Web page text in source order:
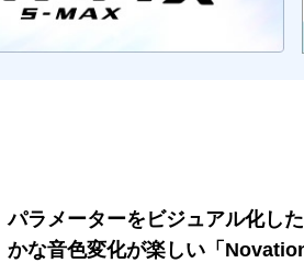
パラメーターをビジュアル化し
かな音色変化が楽しい「